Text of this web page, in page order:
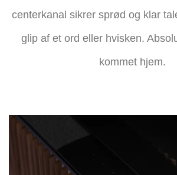
centerkanal sikrer sprød og klar
glip af et ord eller hvisken.
kommet hjem.